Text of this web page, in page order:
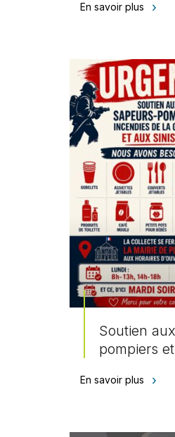
En savoir plus
Soutien aux
pompiers
En savoir plus